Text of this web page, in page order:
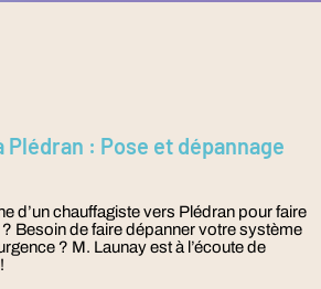
: Pose et dépannage
d’un chauffagiste vers Plédran pour faire
Besoin de faire dépanner votre système
? M. Launay est à l’écoute de